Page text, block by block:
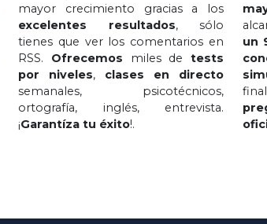
mayor crecimiento gracias a los
excelentes resultados, sólo
tienes que ver los comentarios en
RSS. Ofrecemos miles de tests
por niveles, clases en directo
semanales, psicotécnicos,
ortografía, inglés, entrevista.
¡Garantíza tu éxito!.
un